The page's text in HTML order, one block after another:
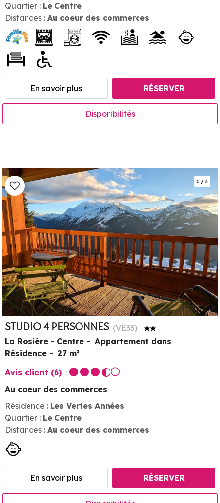
Quartier : Le Centre
Distances : Au coeur des commerces
En savoir plus RÉSERVER
Disponibilités
1 / 8
STUDIO 4 PERSONNES (VE33)
La Rosière - Centre
Appartement dans
Résidence
27 m²
Avis client (6)
Résidence : Les Vertes Années
Quartier : Le Centre
Distances : Au coeur des commerces
Au coeur des commerces
En savoir plus RÉSERVER